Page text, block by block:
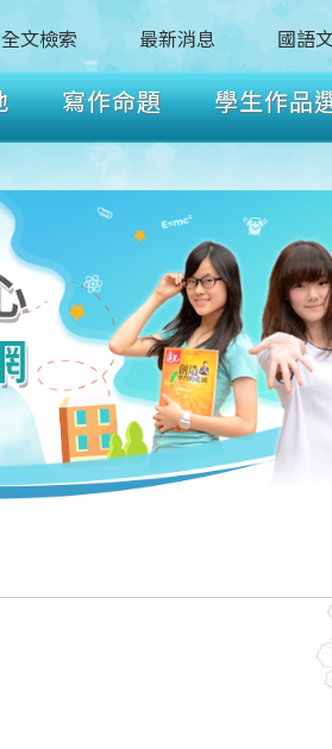
全文檢索 最新消息 國語
寫作命題 學生作品